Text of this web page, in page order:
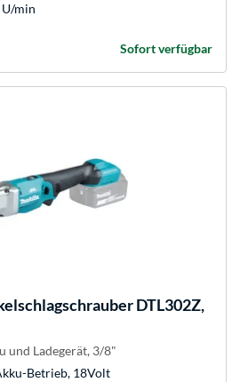
min
Sofort verfügbar
DTL302Z,
und Ladegerät, 3/8"
Betrieb, 18Volt